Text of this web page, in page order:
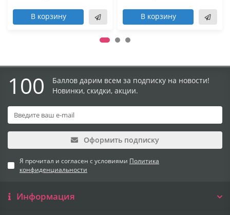
В корзину В корзину
100
Баллов дарим всем за подписку на новости!
Новинки, скидки, акции.
Оформить подписку
Я прочитал и согласен с условиями Политика
конфиденциальности
Информация